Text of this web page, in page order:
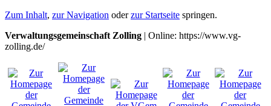
Zum Inhalt, zur Navigation oderzur Startseite springen.
Verwaltungsgemeinschaft Zolling | Online: https://www.vg-
zolling.de/